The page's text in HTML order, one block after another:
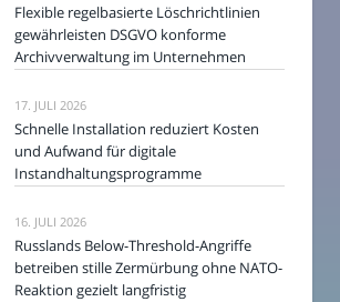
Flexible regelbasierte Löschrichtlinien
gewährleisten DSGVO konforme
Archivverwaltung im Unternehmen
17. JULI 2026
Schnelle Installation reduziert Kosten
und Aufwand für digitale
Instandhaltungsprogramme
16. JULI 2026
Russlands Below-Threshold-Angriffe
betreiben stille Zermürbung ohne NATO-
Reaktion gezielt langfristig